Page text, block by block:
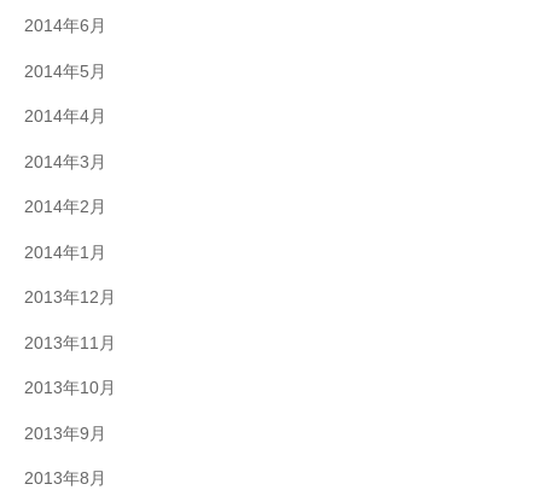
2014年6月
2014年5月
2014年4月
2014年3月
2014年2月
2014年1月
2013年12月
2013年11月
2013年10月
2013年9月
2013年8月